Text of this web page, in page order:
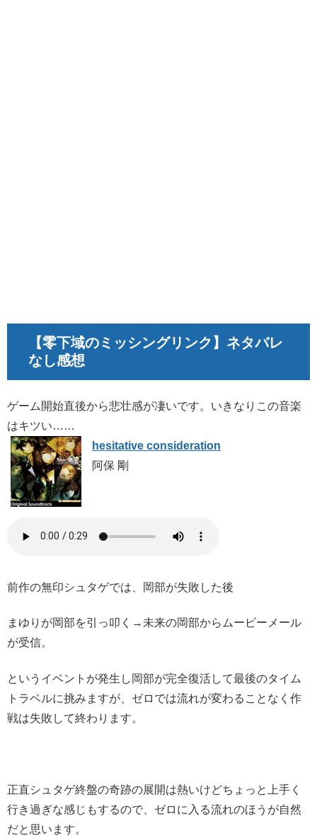
【零下域のミッシングリンク 】ネタバレ
なし感想
ゲーム開始直後から悲壮感が凄いです。いきなりこの音楽
はキツい……
hesitative consideration
阿保 剛
前作の無印シュタゲでは、岡部が失敗した後
まゆりが岡部を引っ叩く→未来の岡部からムービーメール
が受信。
というイベントが発生し岡部が完全復活して最後のタイム
トラベルに挑みますが、ゼロでは流れが変わることなく作
戦は失敗して終わります。
正直シュタゲ終盤の奇跡の展開は熱いけどちょっと上手く
行き過ぎな感じもするので、ゼロに入る流れのほうが自然
だと思います。